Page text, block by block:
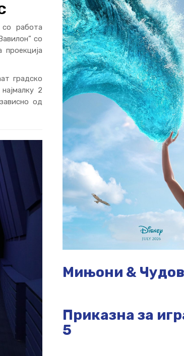
работа
со
градско
2
од
Мињони &
Приказна за
5